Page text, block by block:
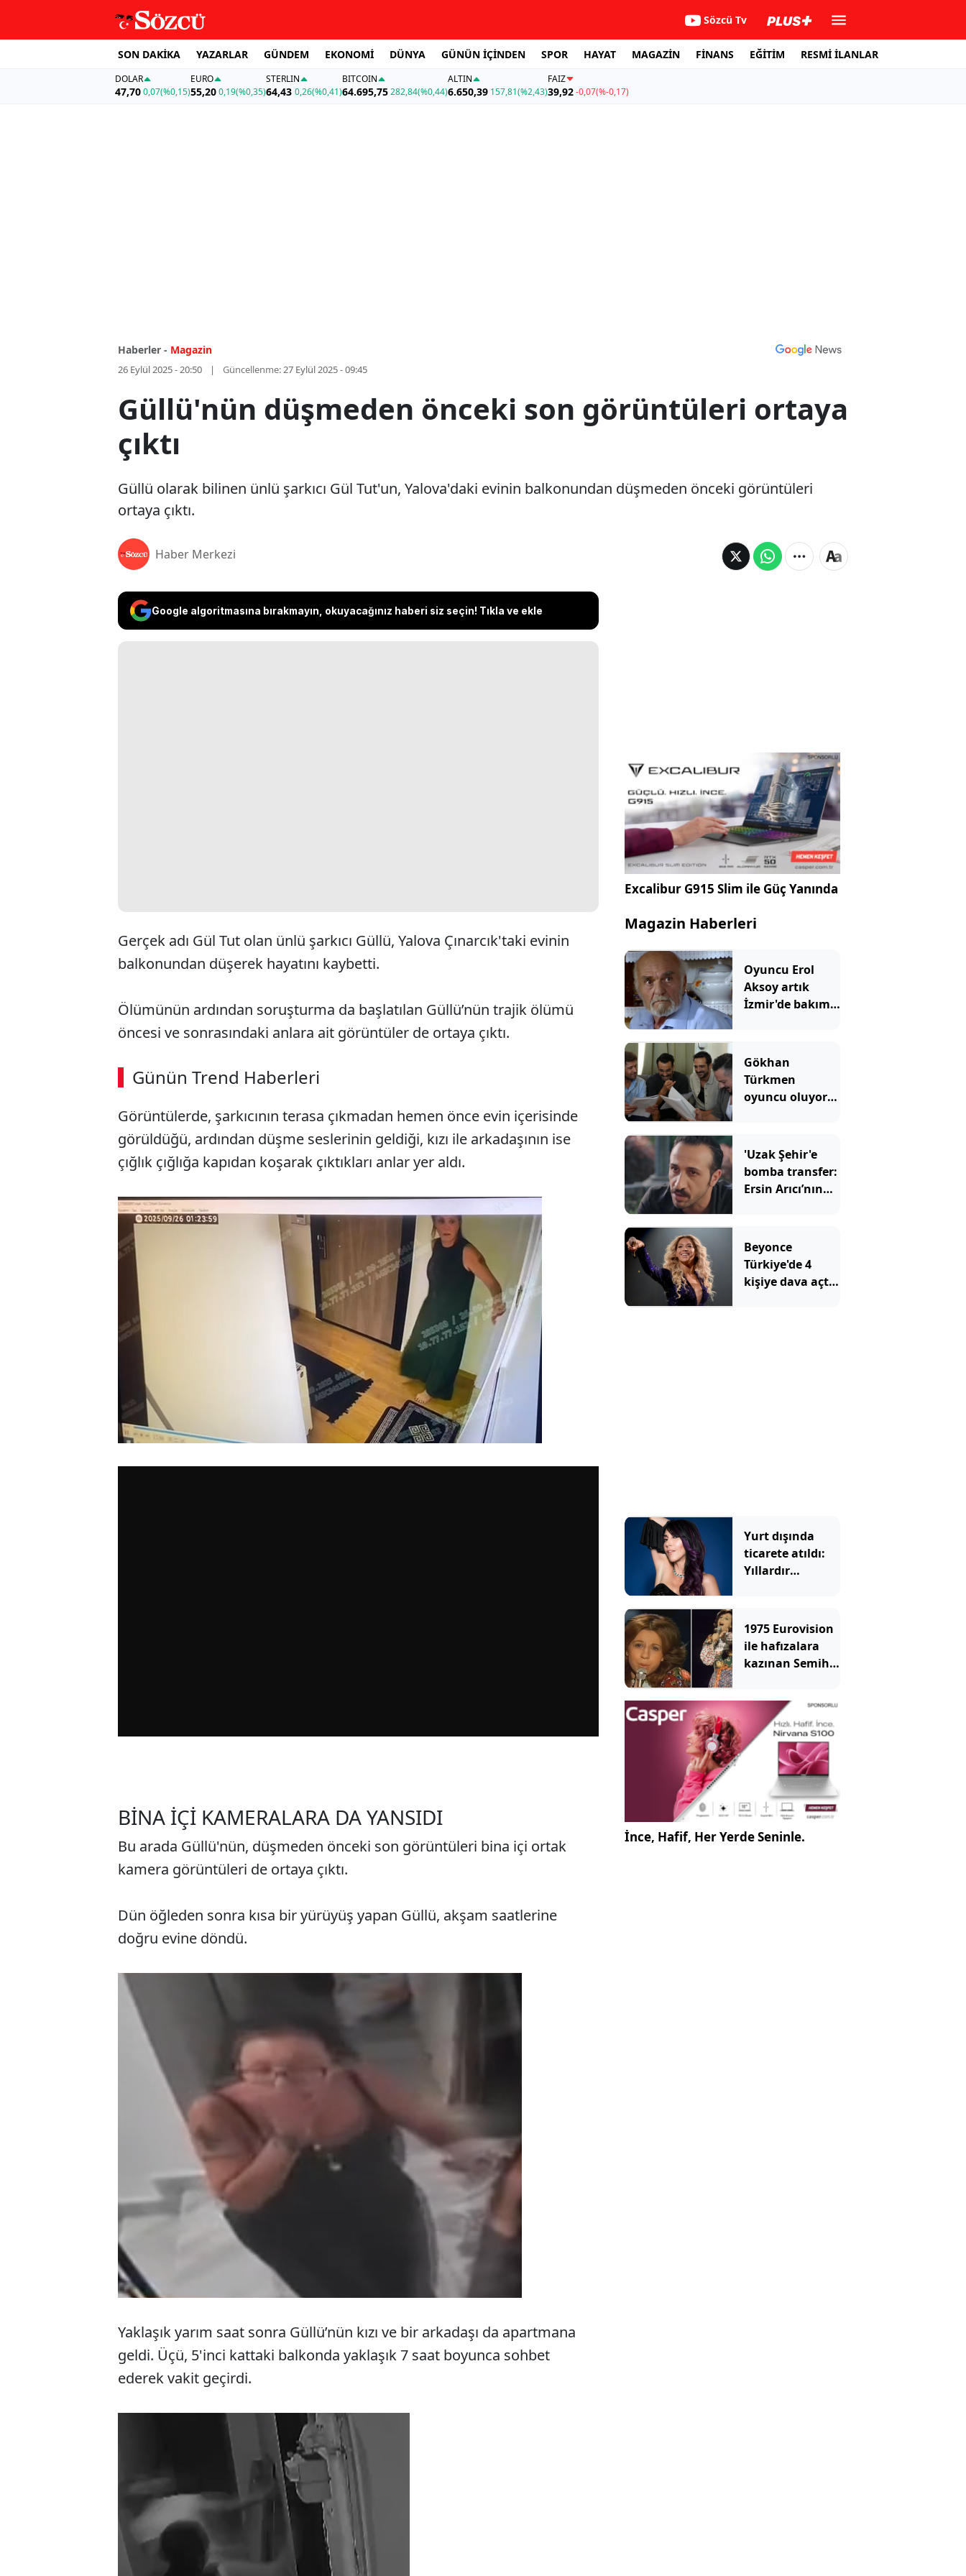
Sözcü Tv
SON DAKİKA YAZARLAR GÜNDEM EKONOMİ DÜNYA GÜNÜN İÇİNDEN SPOR HAYAT MAGAZİN FİNANS EĞİTİM RESMİ İLANLAR
DOLAR
47,700,07(%0,15)
EURO
55,20 0,19(%0,35)
STERLIN
64,43 0,26(%0,41)
BITCOIN
64.695,75282,84(%0,44)
ALTIN
6.650,39 157,81(%2,43)
FAİZ
39,92-0,07(%-0,17)
Haberler - Magazin
26 Eylül 2025 - 20:50 Güncellenme:27 Eylül 2025 - 09:45
Güllü'nün düşmeden önceki son görüntüleri ortaya
çıktı
Güllü olarak bilinen ünlü şarkıcı Gül Tut'un, Yalova'daki evinin balkonundan düşmeden önceki görüntüleri
ortaya çıktı.
Haber Merkezi
Google algoritmasına bırakmayın, okuyacağınız haberi siz seçin! Tıkla ve ekle
Gerçek adı Gül Tut olan ünlü şarkıcı Güllü, Yalova Çınarcık'taki evinin
balkonundan düşerek hayatını kaybetti.
Ölümünün ardından soruşturma da başlatılan Güllü’nün trajik ölümü
öncesi ve sonrasındaki anlara ait görüntüler de ortaya çıktı.
Günün Trend Haberleri
00:03 / 08:15
Sesi Aç
Görüntülerde, şarkıcının terasa çıkmadan hemen önce evin içerisinde
görüldüğü, ardından düşme seslerinin geldiği, kızı ile arkadaşının ise
çığlık çığlığa kapıdan koşarak çıktıkları anlar yer aldı.
BİNA İÇİ KAMERALARA DA YANSIDI
Bu arada Güllü'nün, düşmeden önceki son görüntüleri bina içi ortak
kamera görüntüleri de ortaya çıktı.
Dün öğleden sonra kısa bir yürüyüş yapan Güllü, akşam saatlerine
doğru evine döndü.
Yaklaşık yarım saat sonra Güllü’nün kızı ve bir arkadaşı da apartmana
geldi. Üçü, 5'inci kattaki balkonda yaklaşık 7 saat boyunca sohbet
ederek vakit geçirdi.
Excalibur G915 Slim ile Güç Yanında
Magazin Haberleri
Oyuncu Erol
Aksoy artık
İzmir'de bakım
Osman
amcasının son
hali ortaya çıktı
Gökhan
Türkmen
oyuncu oluyor:
katıldı
'Uzak Şehir'e
bomba transfer:
Ersin Arıcı’nın
Beyonce
Türkiye'de 4
kişiye dava açtı:
Yurt dışında
ticarete atıldı:
Yıllardır
kazanıyor
1975 Eurovision
ile hafızalara
kazınan Semiha
ortaya çıktı
İnce, Hafif, Her Yerde Seninle.